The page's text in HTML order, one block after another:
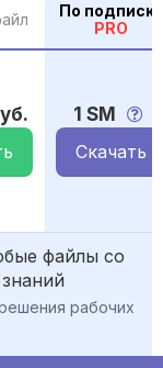
По подписке
PRO
1 SM
Скачать
файлы со
рабочих